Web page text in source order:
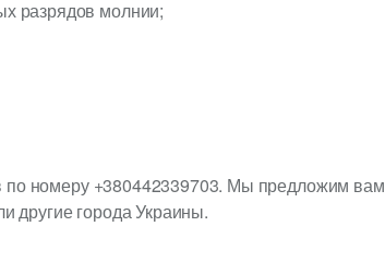
разрядов молнии;
по номеру +380442339703. Мы предложим вам
другие города Украины.